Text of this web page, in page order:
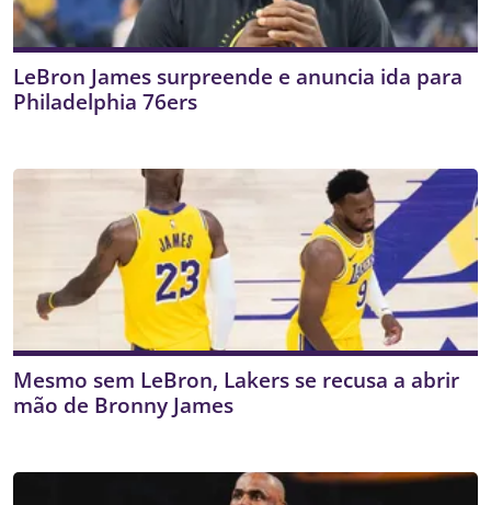
LeBron James surpreende e anuncia ida para
Philadelphia 76ers
Mesmo sem LeBron, Lakers se recusa a abrir
mão de Bronny James